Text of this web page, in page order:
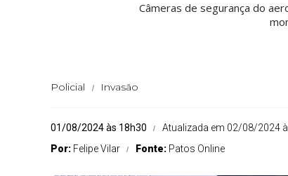
Câmeras de segurança do
Policial Invasão
01/08/2024 às 18h30
Atualizada em 02/08/2024
Por: Felipe Vilar Fonte: Patos Online